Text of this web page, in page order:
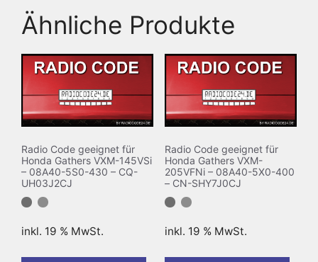
Ähnliche Produkte
Radio Code geeignet für
Honda Gathers VXM-145VSi
– 08A40-5S0-430 – CQ-
UH03J2CJ
inkl. 19 % MwSt.
Radio Code geeignet für
Honda Gathers VXM-
205VFNi – 08A40-5X0-400
– CN-SHY7J0CJ
inkl. 19 % MwSt.